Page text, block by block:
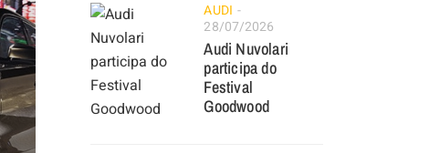
AUDI
28/07/2026
Audi Nuvolari
participa do
Festival
Goodwood